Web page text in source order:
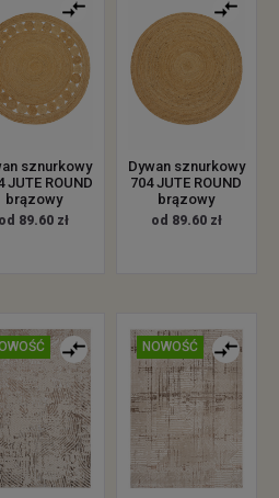
sznurkowy
JUTE ROUND
brązowy
od 89.60 zł
Dywan sznurkowy
704 JUTE ROUND
brązowy
od 89.60 zł
NOWOŚĆ